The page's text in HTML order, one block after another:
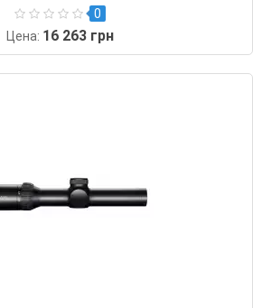
0
Цена: 16 263 грн